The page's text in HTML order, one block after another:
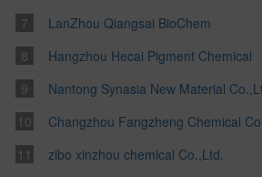
LanZhou Qiangsai BioChem
Hangzhou Hecai Pigment Chemical
Nantong Synasia New Material
Changzhou Fangzheng Chemical
zibo xinzhou chemical Co.,Ltd.